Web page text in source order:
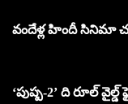
వందేళ్ల హిందీ సినిమా
‘పుష్ప-2’ ది రూల్‌